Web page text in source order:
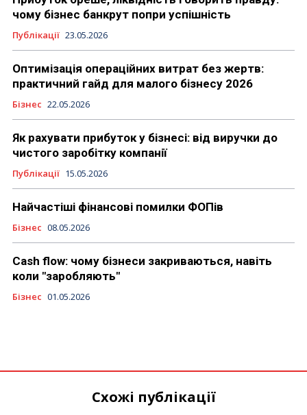
чому бізнес банкрут попри успішність
Публікації 23.05.2026
Оптимізація операційних витрат без жертв:
практичний гайд для малого бізнесу 2026
Бізнес 22.05.2026
Як рахувати прибуток у бізнесі: від виручки до
чистого заробітку компанії
Публікації 15.05.2026
Найчастіші фінансові помилки ФОПів
Бізнес 08.05.2026
Cash flow: чому бізнеси закриваються, навіть
коли "заробляють"
Бізнес 01.05.2026
Схожі публікації